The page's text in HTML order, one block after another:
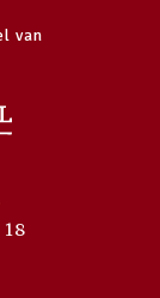
van